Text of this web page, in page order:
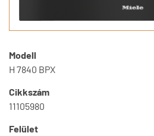
Modell
H 7840 BPX
Cikkszám
11105980
Felület